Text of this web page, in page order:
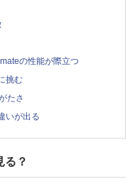
の性能が際立つ
挑む
たさ
いが出る
る？